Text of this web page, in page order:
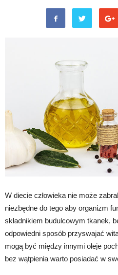
W diecie człowieka nie może
niezbędne do tego aby organizm
składnikiem budulcowym tkanek,
odpowiedni sposób przyswajać
mogą być między innymi oleje
bez wątpienia warto posiadać w